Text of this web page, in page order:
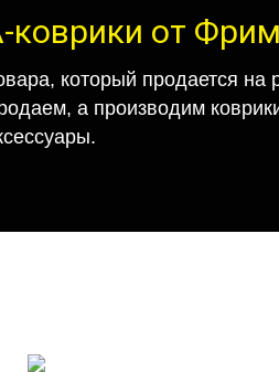
коврики от
который продается на
а производим